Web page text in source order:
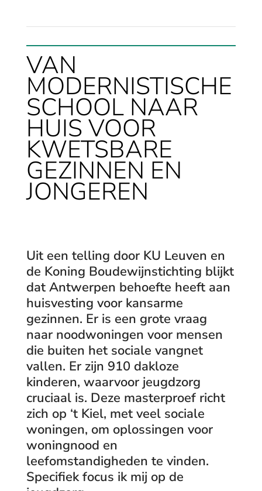
VAN
MODERNISTISCHE
SCHOOL NAAR
HUIS VOOR
KWETSBARE
GEZINNEN EN
JONGEREN
Uit een telling door KU Leuven en
de Koning Boudewijnstichting blijkt
dat Antwerpen behoefte heeft aan
huisvesting voor kansarme
gezinnen. Er is een grote vraag
naar noodwoningen voor mensen
die buiten het sociale vangnet
vallen. Er zijn 910 dakloze
kinderen, waarvoor jeugdzorg
cruciaal is. Deze masterproef richt
zich op ‘t Kiel, met veel sociale
woningen, om oplossingen voor
woningnood en
leefomstandigheden te vinden.
Specifiek focus ik mij op de